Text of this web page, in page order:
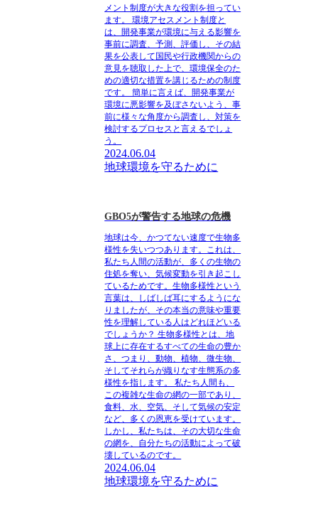
メント制度が大きな役割を担ってい
ます。 環境アセスメント制度と
は、開発事業が環境に与える影響を
事前に調査、予測、評価し、その結
果を公表して国民や行政機関からの
意見を聴取した上で、環境保全のた
めの適切な措置を講じるための制度
です。 簡単に言えば、開発事業が
環境に悪影響を及ぼさないよう、事
前に様々な角度から調査し、対策を
検討するプロセスと言えるでしょ
う。
2024.06.04
地球環境を守るために
GBO5が警告する地球の危機
地球は今、かつてない速度で生物多
様性を失いつつあります。これは、
私たち人間の活動が、多くの生物の
住処を奪い、気候変動を引き起こし
ているためです。生物多様性という
言葉は、しばしば耳にするようにな
りましたが、その本当の意味や重要
性を理解している人はどれほどいる
でしょうか？ 生物多様性とは、地
球上に存在するすべての生命の豊か
さ、つまり、動物、植物、微生物、
そしてそれらが織りなす生態系の多
様性を指します。 私たち人間も、
この複雑な生命の網の一部であり、
食料、水、空気、そして気候の安定
など、多くの恩恵を受けています。
しかし、私たちは、その大切な生命
の網を、自分たちの活動によって破
壊しているのです。
2024.06.04
地球環境を守るために